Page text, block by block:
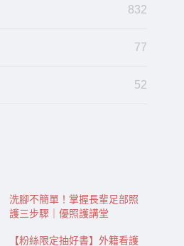
832
77
52
洗腳不簡單！掌握長輩足部照
護三步驟｜優照護講堂
【粉絲限定抽好書】外籍看護